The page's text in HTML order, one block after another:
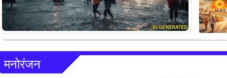
मनोरंजन